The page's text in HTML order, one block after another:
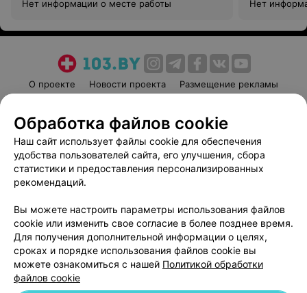
Нет информации о месте работы Нет
О проекте Новости проекта
Размещение рекламы
Пользовательское соглашение
Способы оплаты
Вакансии
Партнеры
Написать руководителю 103.by
Обработка персональных данных
Обработка файлов cookie
Наш сайт использует файлы cookie для обеспечения
удобства пользователей сайта, его улучшения, сбора
статистики и предоставления персонализированных
рекомендаций.
Вы можете настроить параметры использования файлов
cookie или изменить свое согласие в более позднее время.
Для получения дополнительной информации о целях,
сроках и порядке использования файлов cookie вы
можете ознакомиться с нашей Политикой обработки
файлов cookie